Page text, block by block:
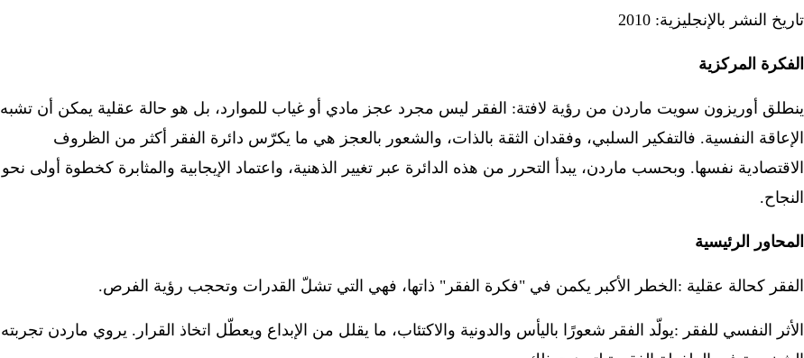
تاريخ النشر بالإنجليزية: 2010
الفكرة المركزية
ينطلق أوريزون سويت ماردن من رؤية لافتة: الفقر ليس مجرد عجز مادي أو غياب للموارد، بل هو حالة عقلية يمكن أن تشبه
الإعاقة النفسية. فالتفكير السلبي، وفقدان الثقة بالذات، والشعور بالعجز هي ما يكرّس دائرة الفقر أكثر من الظروف
الاقتصادية نفسها. وبحسب ماردن، يبدأ التحرر من هذه الدائرة عبر تغيير الذهنية، واعتماد الإيجابية والمثابرة كخطوة أولى نحو
النجاح.
المحاور الرئيسية
الفقر كحالة عقلية :الخطر الأكبر يكمن في "فكرة الفقر" ذاتها، فهي التي تشلّ القدرات وتحجب رؤية الفرص.
الأثر النفسي للفقر :يولّد الفقر شعورًا باليأس والدونية والاكتئاب، ما يقلل من الإبداع ويعطّل اتخاذ القرار. يروي ماردن تجربته